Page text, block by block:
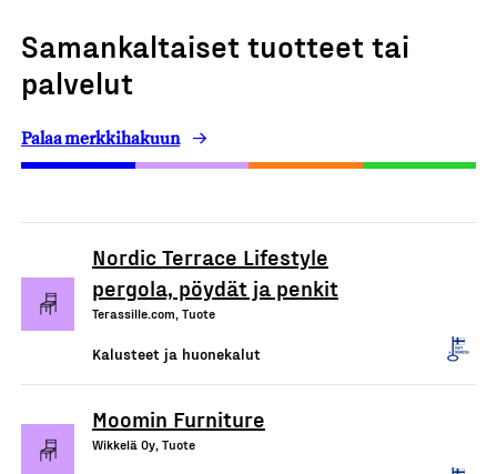
Samankaltaiset tuotteet tai
palvelut
Palaa merkkihakuun
Nordic Terrace Lifestyle
pergola, pöydät ja penkit
Terassille.com, Tuote
Kalusteet ja huonekalut
Moomin Furniture
Wikkelä Oy, Tuote